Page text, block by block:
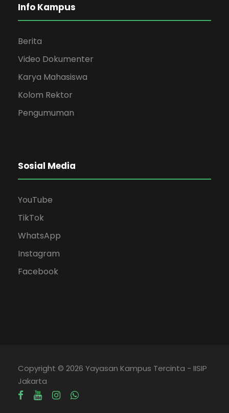
Info Kampus
Berita
Video Dokumenter
Karya Mahasiswa
Kolom Rektor
Pengumuman
Sosial Media
YouTube
TikTok
WhatsApp
Instagram
Facebook
Copyright © 2026 Yayasan Kampus Tercinta - IISIP
Jakarta